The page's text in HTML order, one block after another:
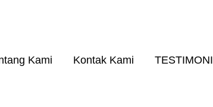
Kami Kontak Kami TESTIMONI